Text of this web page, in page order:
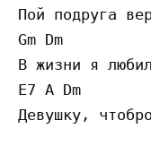
Пой подруга
Gm Dm
В жизни я
E7 A Dm
Девушку,